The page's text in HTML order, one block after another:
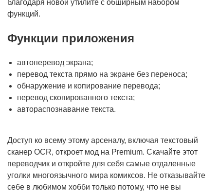
благодаря новой утилите с обширным набором
функций.
Функции приложения
автоперевод экрана;
перевод текста прямо на экране без переноса;
обнаружение и копирование перевода;
перевод скопированного текста;
автораспознавание текста.
Доступ ко всему этому арсеналу, включая текстовый
сканер OCR, откроет мод на Premium. Скачайте этот
переводчик и откройте для себя самые отдаленные
уголки многоязычного мира комиксов. Не отказывайте
себе в любимом хобби только потому, что не вы